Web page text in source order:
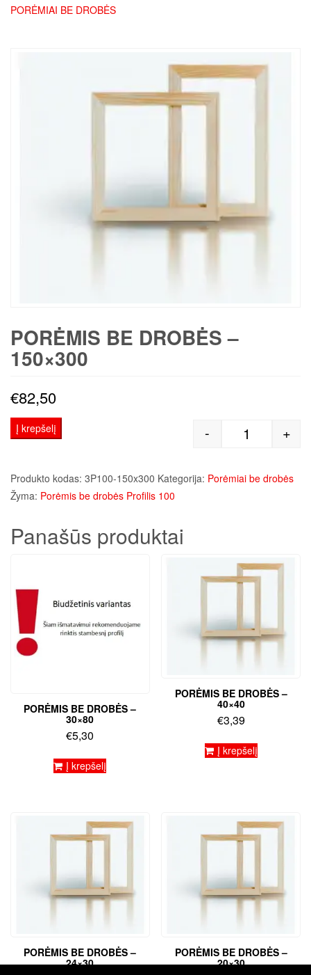
PORĖMIAI BE DROBĖS
PORĖMIS BE DROBĖS –
150×300
€82,50
produkto
- +
Į krepšelį
Produkto kodas: 3P100-150x300 Kategorija: Porėmiai be drobės
Žyma: Porėmis be drobės Profilis 100
Panašūs produktai
PORĖMIS BE DROBĖS –
30×80
€5,30
Į krepšelį
PORĖMIS BE DROBĖS –
40×40
€3,39
Į krepšelį
PORĖMIS BE DROBĖS –
24×30
PORĖMIS BE DROBĖS –
20×30